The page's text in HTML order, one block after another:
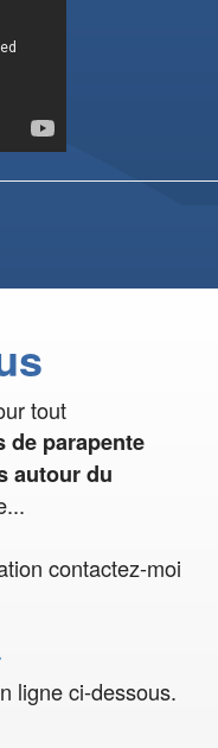
tout
de parapente
autour du
contactez-moi
ligne ci-dessous.